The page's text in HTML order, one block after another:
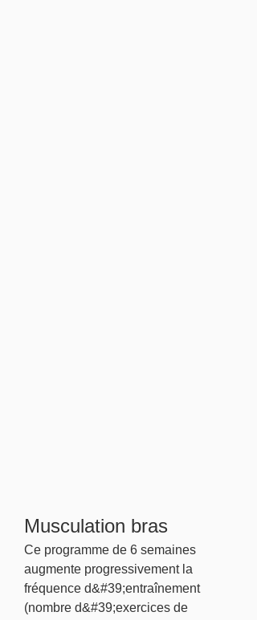
Musculation bras
Ce programme de 6 semaines
augmente progressivement la
fréquence d&#39;entraînement
(nombre d&#39;exercices de